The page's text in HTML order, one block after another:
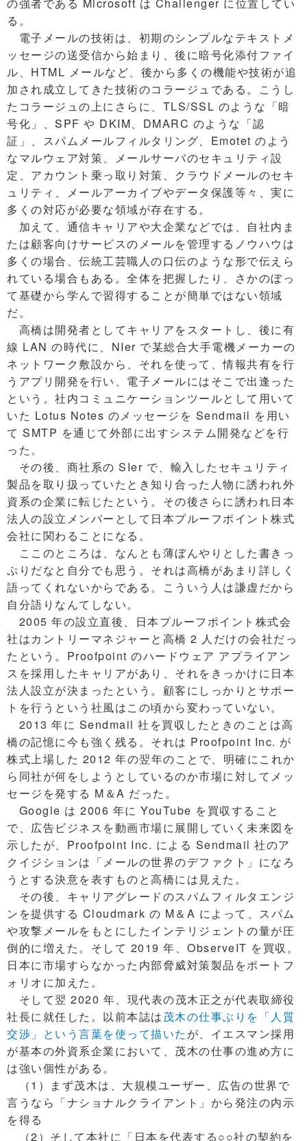
の強者である Microsoft は Challenger に位置してい
る。
電子メールの技術は、初期のシンプルなテキストメ
ッセージの送受信から始まり、後に暗号化添付ファイ
ル、HTML メールなど、後から多くの機能や技術が追
加され成立してきた技術のコラージュである。こうし
たコラージュの上にさらに、TLS/SSL のような「暗
号化」、SPF や DKIM、DMARC のような「認
証」、スパムメールフィルタリング、Emotet のよう
なマルウェア対策、メールサーバのセキュリティ設
定、アカウント乗っ取り対策、クラウドメールのセキ
ュリティ、メールアーカイブやデータ保護等々、実に
多くの対応が必要な領域が存在する。
加えて、通信キャリアや大企業などでは、自社内ま
たは顧客向けサービスのメールを管理するノウハウは
多くの場合、伝統工芸職人の口伝のような形で伝えら
れている場合もある。全体を把握したり、さかのぼっ
て基礎から学んで習得することが簡単ではない領域
だ。
高橋は開発者としてキャリアをスタートし、後に有
線 LAN の時代に、NIer で某総合大手電機メーカーの
ネットワーク敷設から、それを使って、情報共有を行
うアプリ開発を行い、電子メールにはそこで出逢った
という。社内コミュニケーションツールとして用いて
いた Lotus Notes のメッセージを Sendmail を用い
て SMTP を通じて外部に出すシステム開発などを行
った。
その後、商社系の SIer で、輸入したセキュリティ
製品を取り扱っていたとき知り合った人物に誘われ外
資系の企業に転じたという。その後さらに誘われ日本
法人の設立メンバーとして日本プルーフポイント株式
会社に関わることになる。
ここのところは、なんとも薄ぼんやりとした書きっ
ぷりだなと自分でも思う。それは高橋があまり詳しく
語ってくれないからである。こういう人は謙虚だから
自分語りなんてしない。
2005 年の設立直後、日本プルーフポイント株式会
社はカントリーマネジャーと高橋 2 人だけの会社だっ
たという。Proofpoint のハードウェア アプライアン
スを採用したキャリアがあり、それをきっかけに日本
法人設立が決まったという。顧客にしっかりとサポー
トを行うという社風はこの頃から変わっていない。
2013 年に Sendmail 社を買収したときのことは高
橋の記憶に今も強く残る。それは Proofpoint Inc. が
株式上場した 2012 年の翌年のことで、明確にこれか
ら同社が何をしようとしているのか市場に対してメッ
セージを発する M＆A だった。
Google は 2006 年に YouTube を買収すること
で、広告ビジネスを動画市場に展開していく未来図を
示したが、Proofpoint Inc. による Sendmail 社のア
クイジションは「メールの世界のデファクト」になろ
うとする決意を表すものと高橋には見えた。
その後、キャリアグレードのスパムフィルタエンジ
ンを提供する Cloudmark の M＆A によって、スパム
や攻撃メールをもとにしたインテリジェントの量が圧
倒的に増えた。そして 2019 年、ObserveIT を買収。
日本に市場すらなかった内部脅威対策製品をポートフ
ォリオに加えた。
そして翌 2020 年、現代表の茂木正之が代表取締役
社長に就任した。以前本誌は茂木の仕事ぶりを「人質
交渉」という言葉を使って描いた が、イエスマン採用
が基本の外資系企業において、茂木の仕事の進め方に
は強い個性がある。
（1）まず茂木は、大規模ユーザー、広告の世界で
言うなら「ナショナルクライアント」から発注の内示
を得る
（2）そして本社に「日本を代表する○○社の契約を